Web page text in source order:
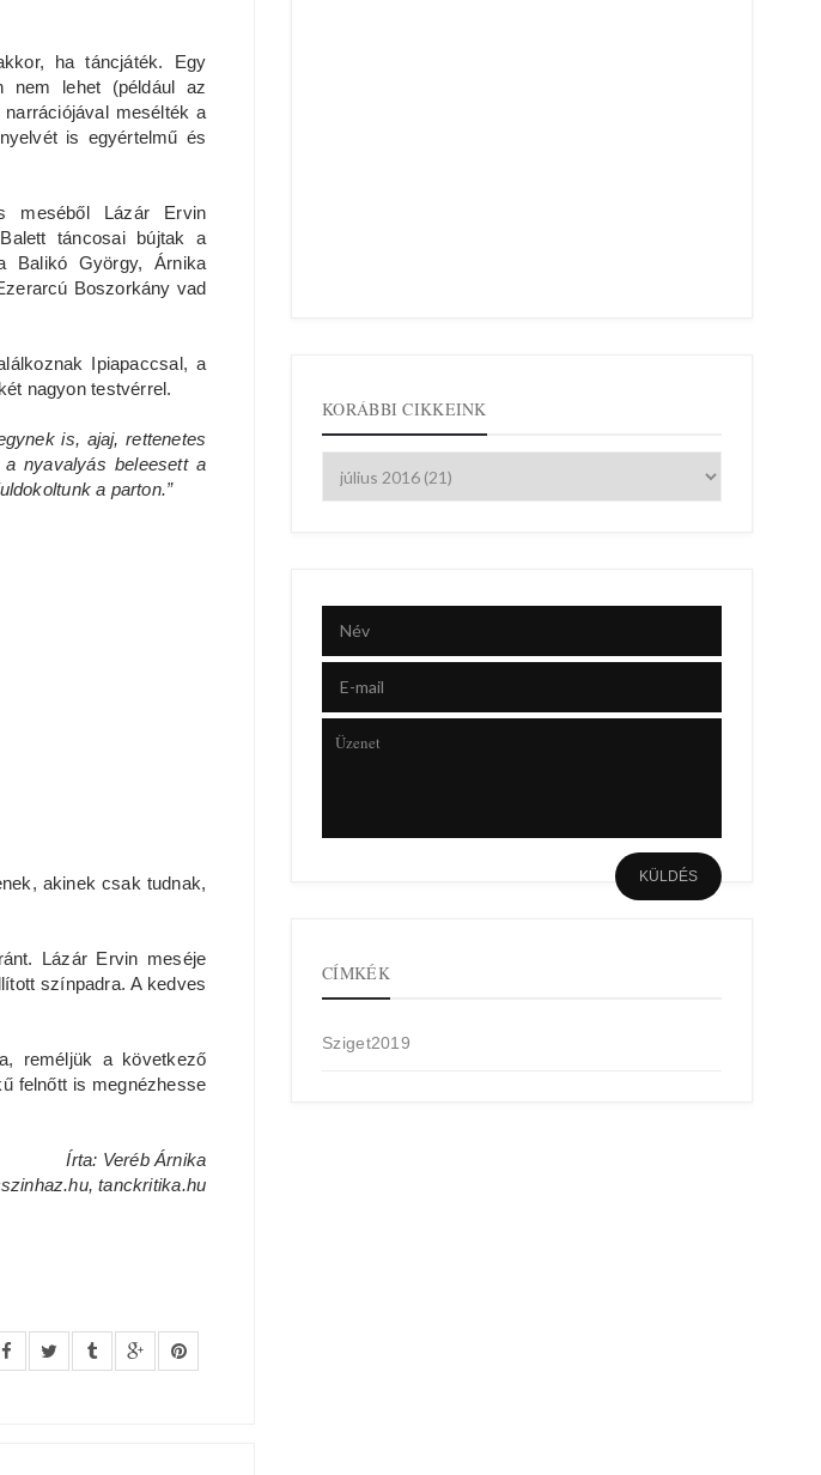
ha táncjáték. Egy
nem lehet (például az
mesélték a
is egyértelmű és
meséből Lázár Ervin
táncosai bújtak a
Balikó György, Árnika
Boszorkány vad
Ipiapaccsal, a
nagyon testvérrel.
is, ajaj, rettenetes
nyavalyás beleesett a
a parton.”
akinek csak tudnak,
Lázár Ervin meséje
színpadra. A kedves
reméljük a következő
felnőtt is megnézhesse
Írta: Veréb Árnika
tanckritika.hu
KORÁBBI CIKKEINK
CÍMKÉK
Sziget2019